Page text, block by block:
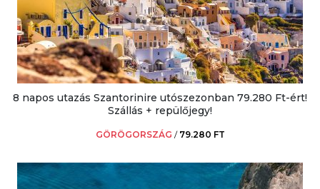
8 napos utazás Szantorinire utószezonban 79.280 Ft-ért!
Szállás + repülőjegy!
GÖRÖGORSZÁG / 79.280 FT